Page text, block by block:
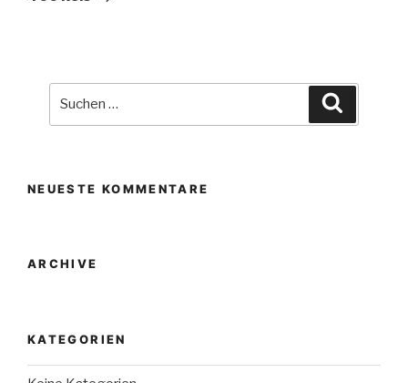
NEUESTE KOMMENTARE
ARCHIVE
KATEGORIEN